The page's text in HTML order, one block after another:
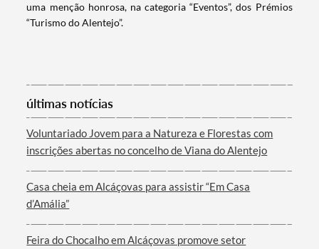
Filtros
uma menção honrosa, na categoria “Eventos”, dos Prémios
“Turismo do Alentejo”.
últimas notícias
Voluntariado Jovem para a Natureza e Florestas com
inscrições abertas no concelho de Viana do Alentejo
Casa cheia em Alcáçovas para assistir “Em Casa
d’Amália”
Feira do Chocalho em Alcáçovas promove setor